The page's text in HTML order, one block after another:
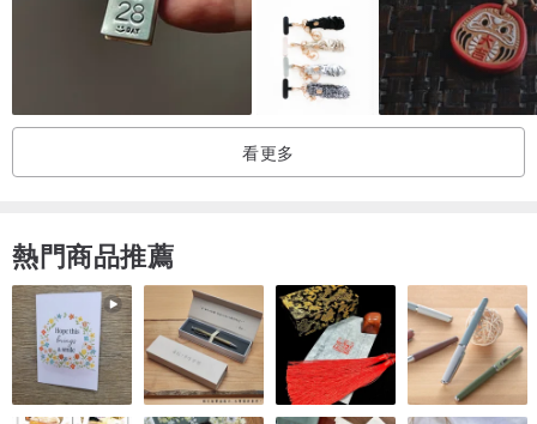
看更多
熱門商品推薦